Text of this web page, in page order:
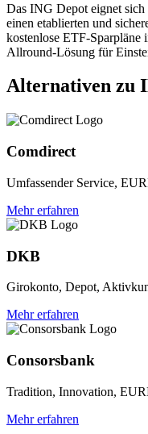
Das ING Depot eignet
einen etablierten und
kostenlose ETF-Sparpläne
Allround-Lösung für
Alternativen zu
Comdirect
Umfassender Service,
Mehr erfahren
DKB
Girokonto, Depot,
Mehr erfahren
Consorsbank
Tradition, Innovation,
Mehr erfahren